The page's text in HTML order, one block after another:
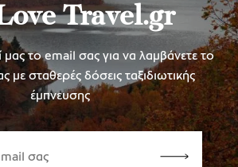
Travel.gr
μας το email σας για να λαμβάνετε το
σταθερές δόσεις ταξιδιωτικής
έμπνευσης